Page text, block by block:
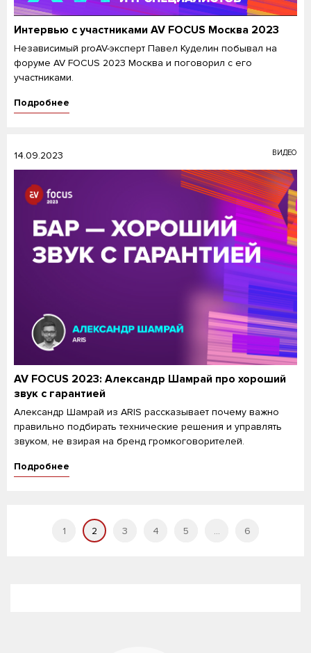
Интервью с участниками AV FOCUS Москва 2023
Независимый proAV-эксперт Павел Куделин побывал на
форуме AV FOCUS 2023 Москва и поговорил с его
участниками.
Подробнее
14.09.2023 ВИДЕО
AV FOCUS 2023: Александр Шамрай про хороший
звук с гарантией
Александр Шамрай из ARIS рассказывает почему важно
правильно подбирать технические решения и управлять
звуком, не взирая на бренд громкоговорителей.
Подробнее
1 2 3 4 5 ... 6